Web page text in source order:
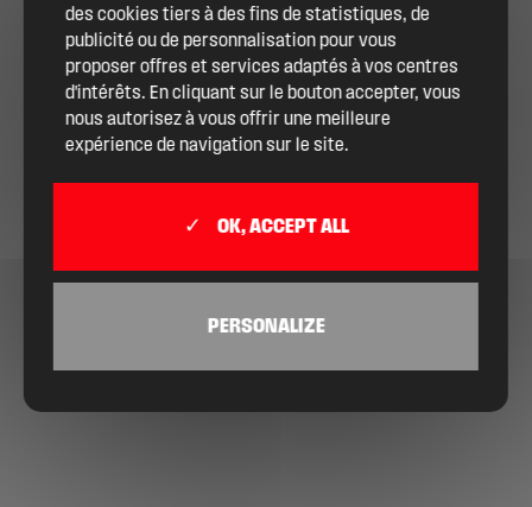
des cookies tiers à des fins de statistiques, de
publicité ou de personnalisation pour vous
proposer offres et services adaptés à vos centres
d'intérêts. En cliquant sur le bouton accepter, vous
nous autorisez à vous offrir une meilleure
expérience de navigation sur le site.
OK, ACCEPT ALL
PERSONALIZE